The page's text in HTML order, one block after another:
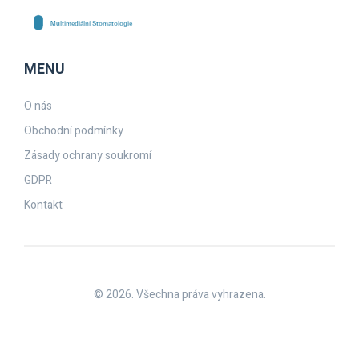
MENU
O nás
Obchodní podmínky
Zásady ochrany soukromí
GDPR
Kontakt
© 2026. Všechna práva vyhrazena.